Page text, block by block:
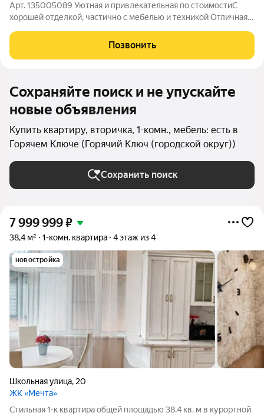
Арт. 135005089 Уютная и привлекательная по стоимостиС
хорошей отделкой, частично с мебелью и техникой Отличная
Прогулочным шагом 5 минут - и ваш ребенок в школе/детском
саду Магазины, супермаркеты,
Позвонить
Сохраняйте поиск и не упускайте
новые объявления
Купить квартиру, вторичка, 1-комн., мебель: есть в
Горячем Ключе (Горячий Ключ (городской округ))
Сохранить поиск
7 999 999₽
38,4 м² 1-комн. квартира 4 этаж из 4
новостройка
Школьная улица, 20
ЖК «Мечта»
Стильная 1-к квартира общей площадью 38.4 кв. м в курортной